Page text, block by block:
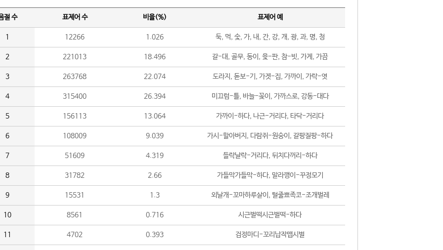
절 수 표제어 수 비율(%) 표제어 예
1 12266 1.026 둑, 먹, 숯, 가, 내, 간, 강, 개, 광, 과, 명, 청
2 221013 18.496 갈-대, 골무, 동이, 윷-판, 참-빗, 가게, 가끔
3 263768 22.074 도라지, 돋보-기, 가겟-집, 가까이, 가락-엿
4 315400 26.394 미끄럼-틀, 바늘-꽂이, 가까스로, 강동-대다
5 156113 13.064 가까이-하다, 나근-거리다, 타닥-거리다
6 108009 9.039 가시-할아버지, 다람쥐-원숭이, 갈팡질팡-하다
7 51609 4.319 들락날락-거리다, 뒤치다꺼리-하다
8 31782 2.66 가들막가들막-하다, 말라깽이-꾸정모기
9 15531 1.3 외날개-꼬마하루살이, 털줄뾰족코-조개벌레
10 8561 0.716 시근벌떡시근벌떡-하다
11 4702 0.393 검정마디-꼬리납작맵시벌